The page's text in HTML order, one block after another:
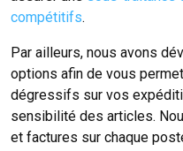
compétitifs.
Par ailleurs, nous avons
options afin de vous
dégressifs sur vos
sensibilité des articles.
et factures sur chaque